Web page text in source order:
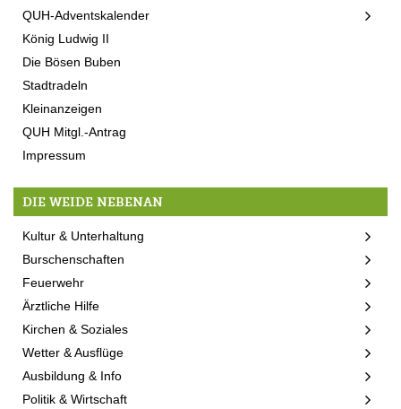
QUH-Adventskalender
König Ludwig II
Die Bösen Buben
Stadtradeln
Kleinanzeigen
QUH Mitgl.-Antrag
Impressum
DIE WEIDE NEBENAN
Kultur & Unterhaltung
Burschenschaften
Feuerwehr
Ärztliche Hilfe
Kirchen & Soziales
Wetter & Ausflüge
Ausbildung & Info
Politik & Wirtschaft